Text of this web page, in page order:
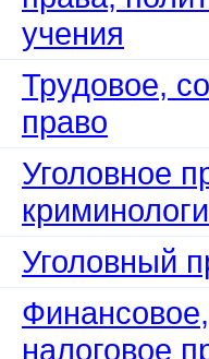
учения
Трудовое,
право
Уголовное
Уголовный
Финансовое,
налоговое